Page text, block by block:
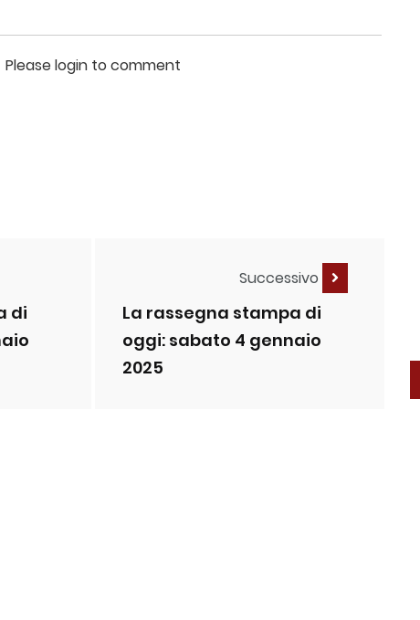
Please login to comment
di
Successivo
La rassegna stampa di
oggi: sabato 4 gennaio
2025